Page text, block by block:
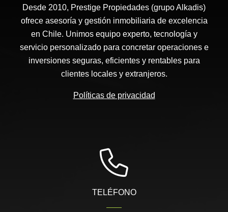
Desde 2010, Prestige Propiedades (grupo Alkadis)
ofrece asesoría y gestión inmobiliaria de excelencia
en Chile. Unimos equipo experto, tecnología y
servicio personalizado para concretar operaciones e
inversiones seguras, eficientes y rentables para
clientes locales y extranjeros.
Políticas de privacidad
TELÉFONO